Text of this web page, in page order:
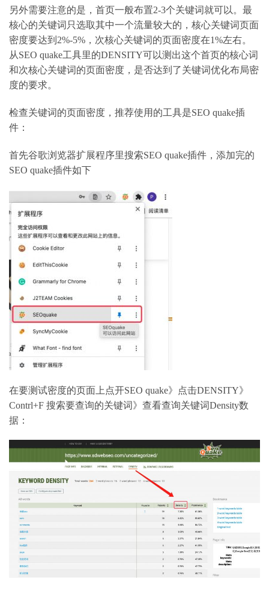
另外需要注意的是，首页一般布置2-3个关键词就可以。最
核心的关键词只选取其中一个流量较大的，核心关键词页面
密度要达到2%-5%，次核心关键词的页面密度在1%左右。
从SEO quake工具里的DENSITY可以测出这个首页的核心词
和次核心关键词的页面密度，是否达到了关键词优化布局密
度的要求。
检查关键词的页面密度，推荐使用的工具是SEO quake插
件：
首先谷歌浏览器扩展程序里搜索SEO quake插件，添加完的
SEO quake插件如下
在要测试密度的页面上点开SEO quake》点击DENSITY》
Contrl+F 搜索要查询的关键词》查看查询关键词Density数
据：